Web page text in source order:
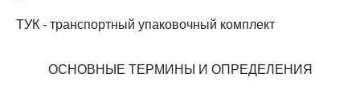
ТУК - транспортный упаковочный комплект
ОСНОВНЫЕ ТЕРМИНЫ И ОПРЕДЕЛЕНИЯ